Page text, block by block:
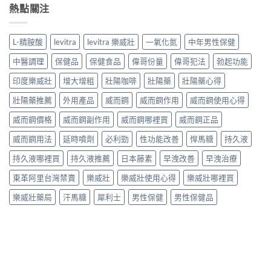
熱點關注
L-精胺酸 levitra levitra 樂威壯 一氧化氮
中年男性保健
中醫調理
保健品 保健食品 偉哥份量 偉哥犯法
勃起功能
印度樂威壯
增大增粗 壯陽咖啡 壯陽藥
壯陽藥心得
壯陽藥推薦
外用產品 威而鋼 威而鋼作用
威而鋼使用心得
威而鋼價格
威而鋼副作用 威而鋼哪裡買
威而鋼正品
威而鋼用法
延時噴劑 必利勁 性功能改善 悍馬糖
持久液
持久液哪裡買
持久液推薦 日本藤素 早洩改善
早洩治療
東革阿里台灣禁賣
樂威壯 樂威壯使用心得
樂威壯哪裡買
樂威壯藥局
汗馬糖 犀利士 男性保健 男性保健品